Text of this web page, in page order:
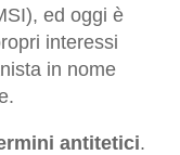
ed oggi è
interessi
in nome
antitetici.